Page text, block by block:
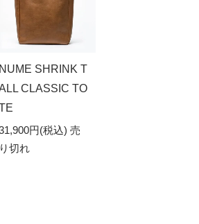
NUME SHRINK T
CLASSIC TO
円(税込)売
り切れ